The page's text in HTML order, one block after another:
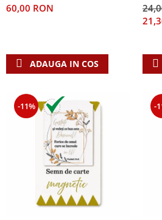
Teologie
Dogmatica
Misiune
Viata crestina
Contemporaneitate
Devotional
Lupta Spirituala
Schimbarea caracterului
60,00 RON
ADAUGA IN COS
-11% -